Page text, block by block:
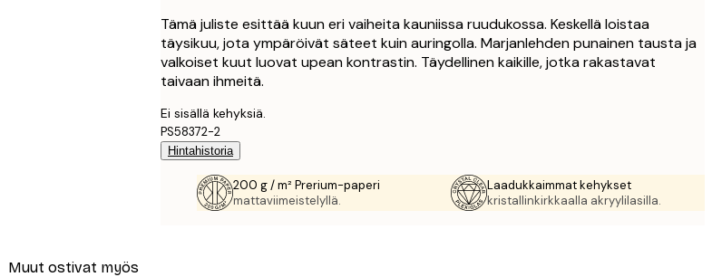
Tämä juliste esittää kuun eri vaiheita kauniissa ruudukossa. Keskellä loistaa
täysikuu, jota ympäröivät säteet kuin auringolla. Marjanlehden punainen tausta ja
valkoiset kuut luovat upean kontrastin. Täydellinen kaikille, jotka rakastavat
taivaan ihmeitä.
Ei sisällä kehyksiä.
PS58372-2
Hintahistoria
200 g / m² Prerium-paperi
mattaviimeistelyllä.
Laadukkaimmat kehykset
kristallinkirkkaalla akryylilasilla.
Muut ostivat myös